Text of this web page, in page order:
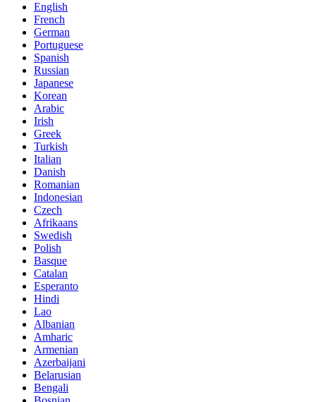
English
French
German
Portuguese
Spanish
Russian
Japanese
Korean
Arabic
Irish
Greek
Turkish
Italian
Danish
Romanian
Indonesian
Czech
Afrikaans
Swedish
Polish
Basque
Catalan
Esperanto
Hindi
Lao
Albanian
Amharic
Armenian
Azerbaijani
Belarusian
Bengali